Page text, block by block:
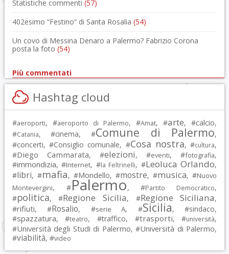
Statistiche commenti (57)
402esimo “Festino” di Santa Rosalia (54)
Un covo di Messina Denaro a Palermo? Fabrizio Corona
posta la foto (54)
Più commentati
Hashtag cloud
#aeroporti, #aeroporto di Palermo, #Amat, #arte, #calcio,
#Catania, #cinema, #Comune di Palermo,
#concerti, #Consiglio comunale, #Cosa nostra, #cultura,
#Diego Cammarata, #elezioni, #eventi, #fotografia,
#immondizia, #Internet, #la Feltrinelli, #Leoluca Orlando,
#libri, #mafia, #Mondello, #mostre, #musica, #Nuovo
Montevergini, #Palermo, #Partito Democratico,
#politica, #Regione Sicilia, #Regione Siciliana,
#rifiuti, #Rosalio, #serie A, #Sicilia, #sindaco,
#spazzatura, #teatro, #traffico, #trasporti, #università,
#Università degli Studi di Palermo, #Università di Palermo,
#viabilità, #video